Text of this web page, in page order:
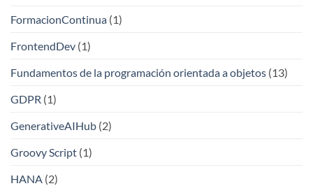
FormacionContinua (1)
FrontendDev (1)
Fundamentos de la programación orientada a objetos (13)
GDPR (1)
GenerativeAIHub (2)
Groovy Script (1)
HANA (2)